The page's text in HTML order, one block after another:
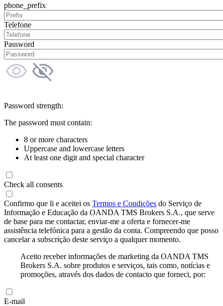
phone_prefix
Telefone
Password
Password strength:
The password must contain:
8 or more characters
Uppercase and lowercase letters
At least one digit and special character
Check all consents
Confirmo que li e aceitei os Termos e Condições do Serviço de
Informação e Educação da OANDA TMS Brokers S.A., que serve
de base para me contactar, enviar-me a oferta e fornecer-me
assistência telefónica para a gestão da conta. Compreendo que posso
cancelar a subscrição deste serviço a qualquer momento.
Aceito receber informações de marketing da OANDA TMS
Brokers S.A. sobre produtos e serviços, tais como, notícias e
promoções, através dos dados de contacto que forneci, por:
E-mail